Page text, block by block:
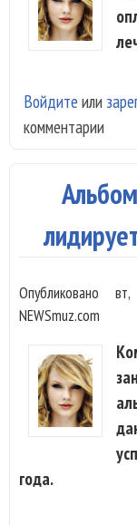
Войдите или
комментарии
Опубликовано
NEWSmuz.com
года.